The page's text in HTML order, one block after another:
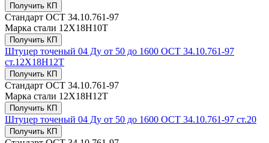
Получить КП
Стандарт ОСТ 34.10.761-97
Марка стали 12Х18Н10Т
Получить КП
Штуцер точеный 04 Ду от 50 до 1600 ОСТ 34.10.761-97
ст.12Х18Н12Т
Получить КП
Стандарт ОСТ 34.10.761-97
Марка стали 12Х18Н12Т
Получить КП
Штуцер точеный 04 Ду от 50 до 1600 ОСТ 34.10.761-97 ст.20
Получить КП